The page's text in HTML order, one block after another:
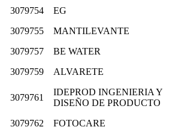
3079754
EG
3079755
MANTILEVANTE
3079757
BE WATER
3079759
ALVARETE
3079761
IDEPROD INGENIERIA Y
DISEÑO DE PRODUCTO
3079762 FOTOCARE